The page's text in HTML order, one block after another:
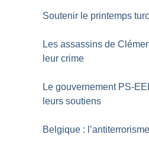
Soutenir le printemps turc
Les assassins de
leur crime
Le gouvernement PS-
leurs soutiens
Belgique :